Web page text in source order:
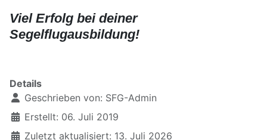
Viel Erfolg bei deiner
Segelflugausbildung!
Details
Geschrieben von: SFG-Admin
Erstellt: 06. Juli 2019
Zuletzt aktualisiert: 13. Juli 2026